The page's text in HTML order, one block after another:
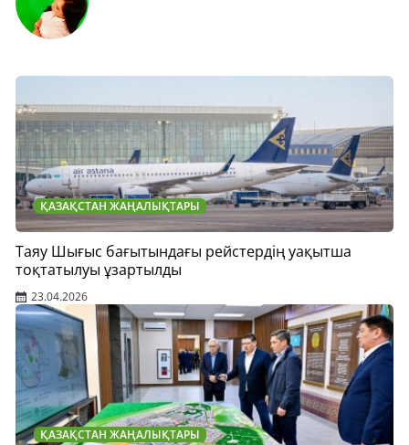
ҚАЗАҚСТАН ЖАҢАЛЫҚТАРЫ
Таяу Шығыс бағытындағы рейстердің уақытша
тоқтатылуы ұзартылды
23.04.2026
ҚАЗАҚСТАН ЖАҢАЛЫҚТАРЫ